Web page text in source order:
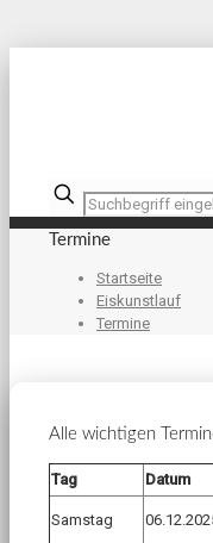
Termine
Startseite
Eiskunstlauf
Termine
Alle wichtigen
Tag Datum
Samstag